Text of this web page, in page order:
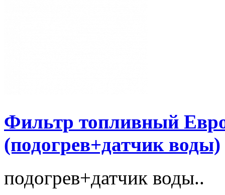
Фильтр топливный
(подогрев+датчик воды)
подогрев+датчик воды..